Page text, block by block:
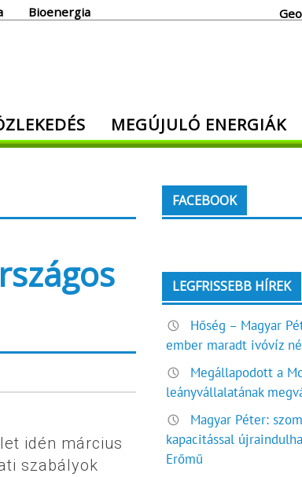
Bioenergia
MEGÚJULÓ ENERGIÁK
idén március
szabályok
FACEBOOK
LEGFRISSEBB HÍREK
Hőség – Magyar
ember maradt ivóvíz
Megállapodott a
leányvállalatának
Magyar Péter:
kapacitással
Erőmű